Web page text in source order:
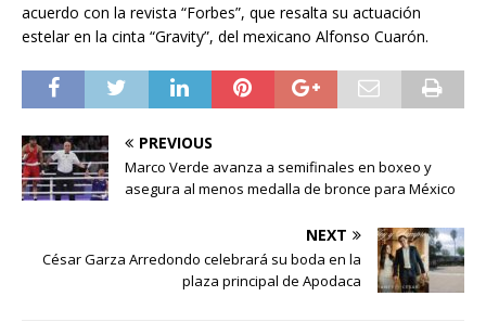
acuerdo con la revista “Forbes”, que resalta su actuación
estelar en la cinta “Gravity”, del mexicano Alfonso Cuarón.
PREVIOUS
Marco Verde avanza a semifinales en boxeo y
asegura al menos medalla de bronce para México
NEXT
César Garza Arredondo celebrará su boda en la
plaza principal de Apodaca